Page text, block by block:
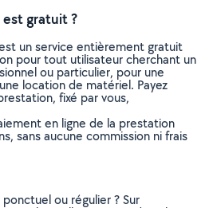
est gratuit ?
un service entièrement gratuit
pour tout utilisateur cherchant un
ou particulier, pour une
location de matériel. Payez
fixé par vous,
en ligne de la prestation
sans aucune commission ni frais
ou régulier ? Sur